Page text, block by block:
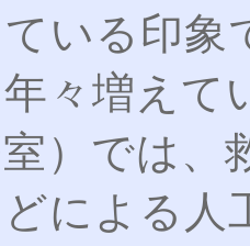
いる印象
々増えて
）では、
による人